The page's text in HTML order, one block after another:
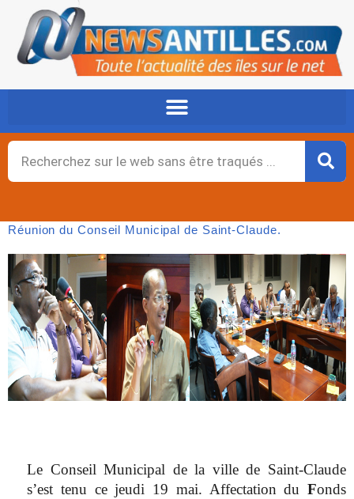
contenu
Rechercher
Réunion du Conseil Municipal de Saint-Claude.
Le Conseil Municipal de la ville de Saint-Claude
s’est tenu ce jeudi 19 mai. Affectation du Fonds